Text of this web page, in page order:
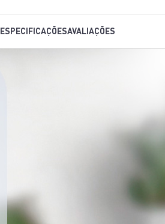
ESPECIFICAÇÕESAVALIAÇÕES